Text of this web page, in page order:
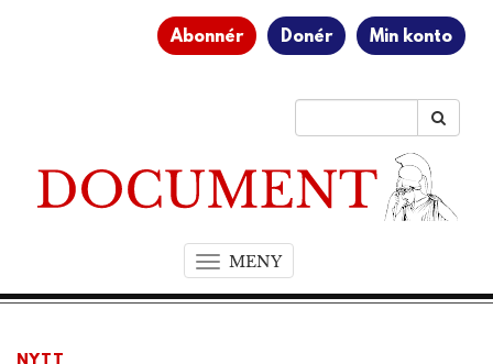
Abonnér Donér Min konto
MENYT
o